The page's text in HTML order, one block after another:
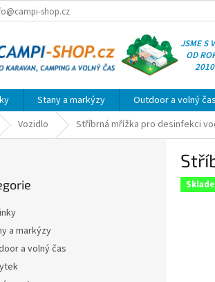
shop.cz
JSME S
OD
2010
Stany a markýzy Outdoor a volný čas
Vozidlo Stříbrná mřížka pro desinfekci
a markýzy
a volný čas